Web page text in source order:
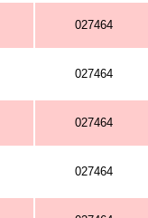
027464
027464
027464
027464